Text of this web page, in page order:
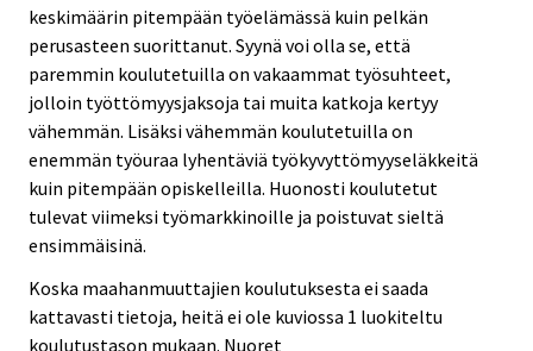
keskimäärin pitempään työelämässä kuin pelkän
perusasteen suorittanut. Syynä voi olla se, että
paremmin koulutetuilla on vakaammat työsuhteet,
jolloin työttömyysjaksoja tai muita katkoja kertyy
vähemmän. Lisäksi vähemmän koulutetuilla on
enemmän työuraa lyhentäviä työkyvyttömyyseläkkeitä
kuin pitempään opiskelleilla. Huonosti koulutetut
tulevat viimeksi työmarkkinoille ja poistuvat sieltä
ensimmäisinä.
Koska maahanmuuttajien koulutuksesta ei saada
kattavasti tietoja, heitä ei ole kuviossa 1 luokiteltu
koulutustason mukaan. Nuoret